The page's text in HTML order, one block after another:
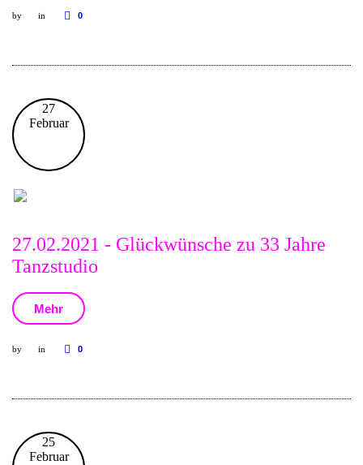
by in 0
27
Februar
27.02.2021 - Glückwünsche zu 33 Jahre
Tanzstudio
Mehr
by in 0
25
Februar